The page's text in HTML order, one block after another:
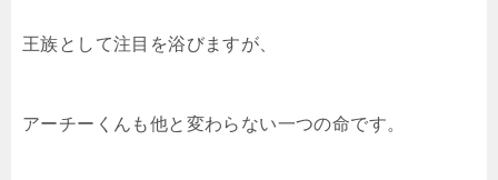
王族として注目を浴びますが、
アーチーくんも他と変わらない一つの命です。